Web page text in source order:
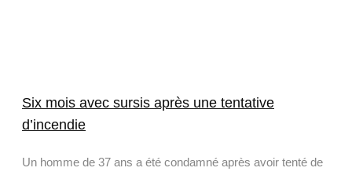
Six mois avec sursis après une tentative
d’incendie
Un homme de 37 ans a été condamné après avoir tenté de